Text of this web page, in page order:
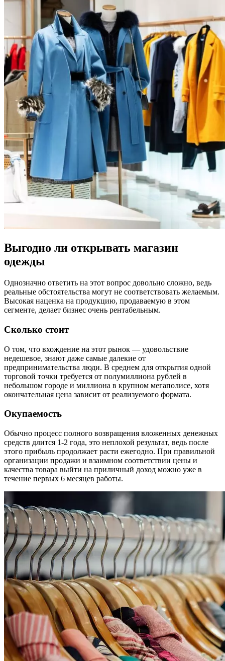
Выгодно ли открывать магазин
одежды
Однозначно ответить на этот вопрос довольно сложно, ведь
реальные обстоятельства могут не соответствовать желаемым.
Высокая наценка на продукцию, продаваемую в этом
сегменте, делает бизнес очень рентабельным.
Сколько стоит
О том, что вхождение на этот рынок — удовольствие
недешевое, знают даже самые далекие от
предпринимательства люди. В среднем для открытия одной
торговой точки требуется от полумиллиона рублей в
небольшом городе и миллиона в крупном мегаполисе, хотя
окончательная цена зависит от реализуемого формата.
Окупаемость
Обычно процесс полного возвращения вложенных денежных
средств длится 1-2 года, это неплохой результат, ведь после
этого прибыль продолжает расти ежегодно. При правильной
организации продажи и взаимном соответствии цены и
качества товара выйти на приличный доход можно уже в
течение первых 6 месяцев работы.